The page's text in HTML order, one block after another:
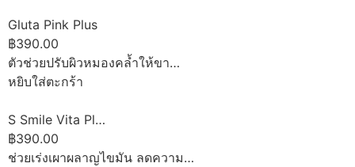
Gluta Pink Plus
฿390.00
ตัวช่วยปรับผิวหมองคล้ำให้ขา…
หยิบใส่ตะกร้า
S Smile Vita Pl…
฿390.00
ช่วยเร่งเผาผลาญไขมัน ลดความ…